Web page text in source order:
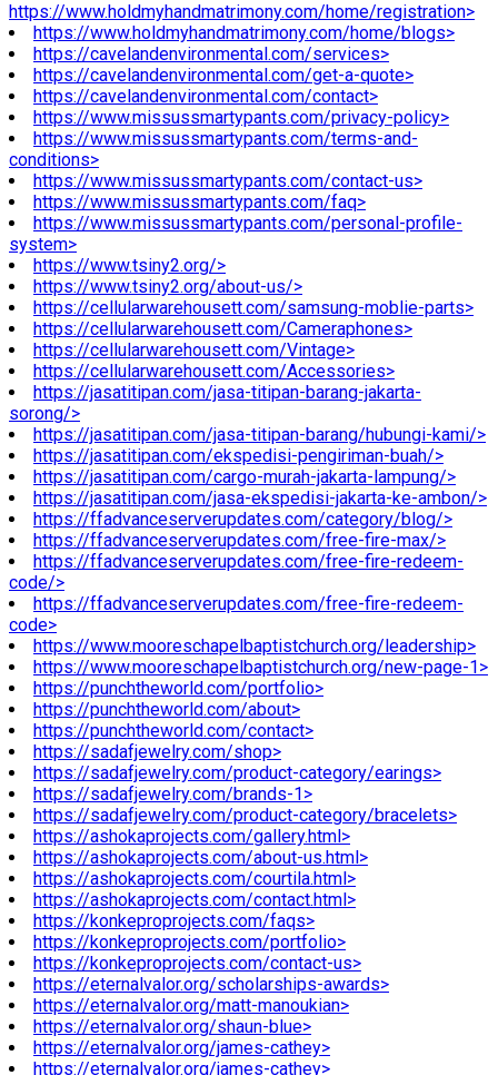
https://www.holdmyhandmatrimony.com/home/registration>
https://www.holdmyhandmatrimony.com/home/blogs>
https://cavelandenvironmental.com/services>
https://cavelandenvironmental.com/get-a-quote>
https://cavelandenvironmental.com/contact>
https://www.missussmartypants.com/privacy-policy>
https://www.missussmartypants.com/terms-and-
conditions>
https://www.missussmartypants.com/contact-us>
https://www.missussmartypants.com/faq>
https://www.missussmartypants.com/personal-profile-
system>
https://www.tsiny2.org/>
https://www.tsiny2.org/about-us/>
https://cellularwarehousett.com/samsung-moblie-parts>
https://cellularwarehousett.com/Cameraphones>
https://cellularwarehousett.com/Vintage>
https://cellularwarehousett.com/Accessories>
https://jasatitipan.com/jasa-titipan-barang-jakarta-
sorong/>
https://jasatitipan.com/jasa-titipan-barang/hubungi-kami/>
https://jasatitipan.com/ekspedisi-pengiriman-buah/>
https://jasatitipan.com/cargo-murah-jakarta-lampung/>
https://jasatitipan.com/jasa-ekspedisi-jakarta-ke-ambon/>
https://ffadvanceserverupdates.com/category/blog/>
https://ffadvanceserverupdates.com/free-fire-max/>
https://ffadvanceserverupdates.com/free-fire-redeem-
code/>
https://ffadvanceserverupdates.com/free-fire-redeem-
code>
https://www.mooreschapelbaptistchurch.org/leadership>
https://www.mooreschapelbaptistchurch.org/new-page-1>
https://punchtheworld.com/portfolio>
https://punchtheworld.com/about>
https://punchtheworld.com/contact>
https://sadafjewelry.com/shop>
https://sadafjewelry.com/product-category/earings>
https://sadafjewelry.com/brands-1>
https://sadafjewelry.com/product-category/bracelets>
https://ashokaprojects.com/gallery.html>
https://ashokaprojects.com/about-us.html>
https://ashokaprojects.com/courtila.html>
https://ashokaprojects.com/contact.html>
https://konkeproprojects.com/faqs>
https://konkeproprojects.com/portfolio>
https://konkeproprojects.com/contact-us>
https://eternalvalor.org/scholarships-awards>
https://eternalvalor.org/matt-manoukian>
https://eternalvalor.org/shaun-blue>
https://eternalvalor.org/james-cathey>
https://eternalvalor.org/james-cathey>